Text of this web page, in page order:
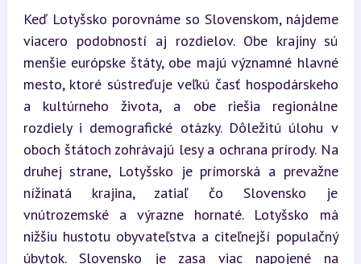
Keď Lotyšsko porovnáme so Slovenskom, nájdeme
viacero podobností aj rozdielov. Obe krajiny sú
menšie európske štáty, obe majú významné hlavné
mesto, ktoré sústreďuje veľkú časť hospodárskeho
a kultúrneho života, a obe riešia regionálne
rozdiely i demografické otázky. Dôležitú úlohu v
oboch štátoch zohrávajú lesy a ochrana prírody. Na
druhej strane, Lotyšsko je prímorská a prevažne
nížinatá krajina, zatiaľ čo Slovensko je
vnútrozemské a výrazne hornaté. Lotyšsko má
nižšiu hustotu obyvateľstva a citeľnejší populačný
úbytok. Slovensko je zasa viac napojené na